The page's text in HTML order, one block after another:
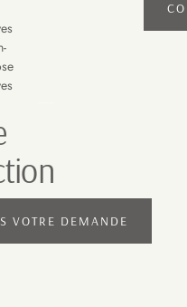
VOTRE DEMANDE